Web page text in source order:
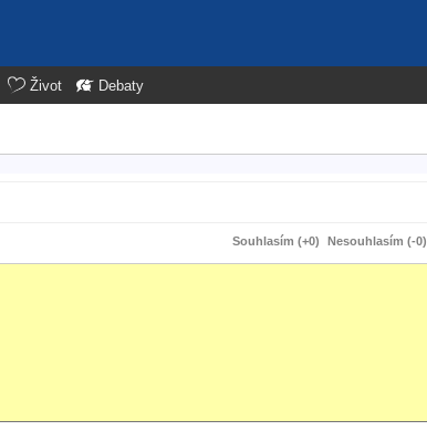
Život Debaty
Souhlasím (+0) Nesouhlasím (-0)